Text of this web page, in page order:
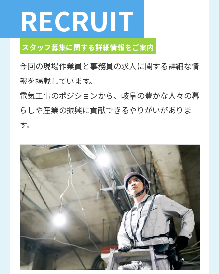
スタッフ募集に関する詳細情報をご案内
RECRUIT
今回の現場作業員と事務員の求人に関する詳細な情
報を掲載しています。
電気工事のポジションから、岐阜の豊かな人々の暮
らしや産業の振興に貢献できるやりがいがありま
す。